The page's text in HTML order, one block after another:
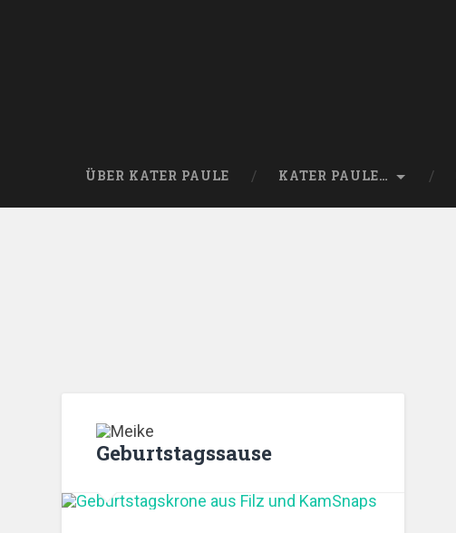
ÜBER KATER PAULE KATER PAULE…
Geburtstagssause